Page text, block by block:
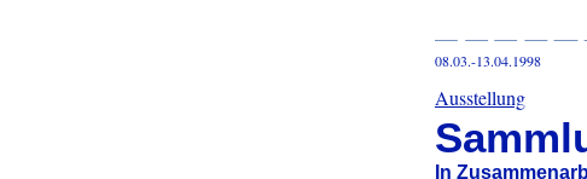
08.03.-13.04.1998
Ausstellung
In